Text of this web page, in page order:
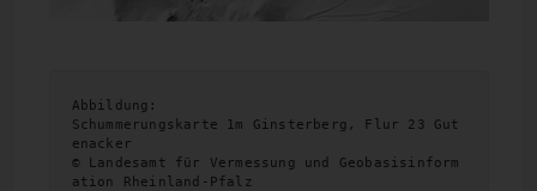
Abbildung:
Schummerungskarte 1m Ginsterberg, Flur 23 Gut
enacker
© Landesamt für Vermessung und Geobasisinform
ation Rheinland-Pfalz